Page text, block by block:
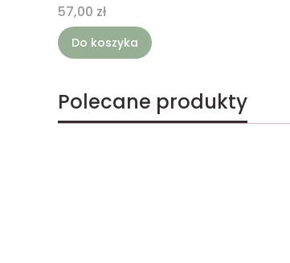
Cena
57,00 zł
Do koszyka
Polecane produkty